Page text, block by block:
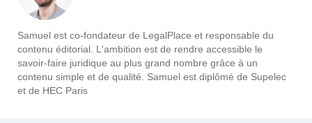
Samuel est co-fondateur de LegalPlace et responsable du
contenu éditorial. L'ambition est de rendre accessible le
savoir-faire juridique au plus grand nombre grâce à un
contenu simple et de qualité. Samuel est diplômé de Supelec
et de HEC Paris